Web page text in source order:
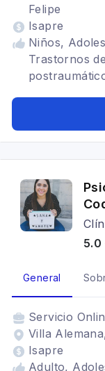
Felipe
Isapre
Niños,
Trastornos
5.0
General
Servicio
Villa
Isapre
Adulto,